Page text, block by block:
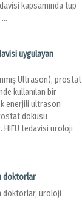
kapsamında tüp
uygulayan
Ultrason), prostat
kullanılan bir
enerjili ultrason
dokusu
HIFU tedavisi üroloji
doktorlar
doktorlar, üroloji